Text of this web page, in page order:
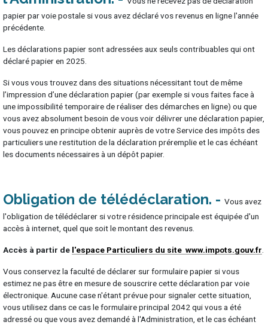
papier par voie postale si vous avez déclaré vos revenus en ligne l'année
précédente.
Les déclarations papier sont adressées aux seuls contribuables qui ont
déclaré papier en 2025.
Si vous vous trouvez dans des situations nécessitant tout de même
l’impression d’une déclaration papier (par exemple si vous faites face à
une impossibilité temporaire de réaliser des démarches en ligne) ou que
vous avez absolument besoin de vous voir délivrer une déclaration papier,
vous pouvez en principe obtenir auprès de votre Service des impôts des
particuliers une restitution de la déclaration préremplie et le cas échéant
les documents nécessaires à un dépôt papier.
Obligation de télédéclaration
Vous avez
l'obligation de télédéclarer si votre résidence principale est équipée d'un
accès à internet, quel que soit le montant des revenus.
Accès à partir de l'espace Particuliers du site www.impots.gouv.fr
Vous conservez la faculté de déclarer sur formulaire papier si vous
estimez ne pas être en mesure de souscrire cette déclaration par voie
électronique. Aucune case n'étant prévue pour signaler cette situation,
vous utilisez dans ce cas le formulaire principal 2042 qui vous a été
adressé ou que vous avez demandé à l'Administration, et le cas échéant